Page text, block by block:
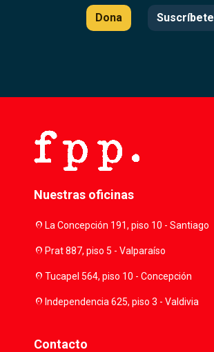
Dona Suscríbete
Nuestras oficinas
location_onLa Concepción 191, piso 10 - Santiago
location_onPrat 887, piso 5 - Valparaíso
location_onTucapel 564, piso 10 - Concepción
location_onIndependencia 625, piso 3 - Valdivia
Contacto